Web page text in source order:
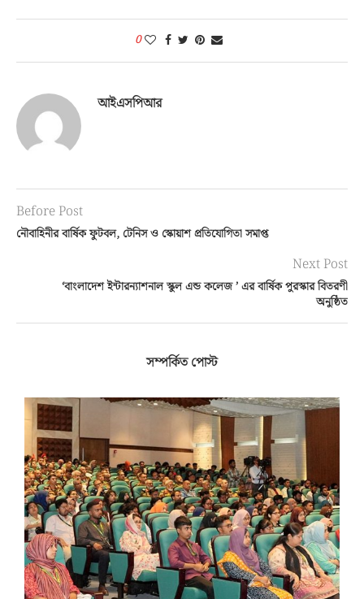
0
আইএসপিআর
Before Post
নৌবাহিনীর বার্ষিক ফুটবল, টেনিস ও স্কোয়াশ প্রতিযোগিতা সমাপ্ত
Next Post
‘বাংলাদেশ ইন্টারন্যাশনাল স্কুল এন্ড কলেজ ’ এর বার্ষিক পুরস্কার বিতরণী
অনুষ্ঠিত
সম্পর্কিত পোস্ট